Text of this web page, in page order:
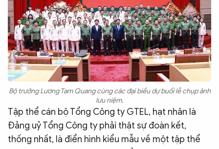
Bộ trưởng Lương Tam Quang cùng các đại biểu dự buổi lễ chụp ảnh
lưu niệm.
Tập thể cán bộ Tổng Công ty GTEL, hạt nhân là
Đảng uỷ Tổng Công ty phải thật sự đoàn kết,
thống nhất, là điển hình kiểu mẫu về một tập thể